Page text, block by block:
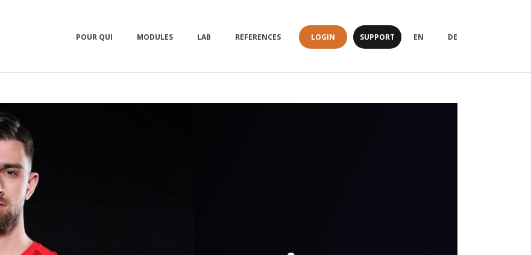
POUR QUI MODULES LAB REFERENCES LOGIN SUPPORT EN DE